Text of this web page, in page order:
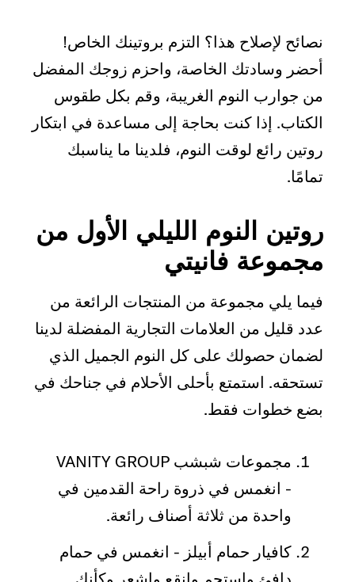
نصائح لإصلاح هذا؟ التزم بروتينك الخاص!
أحضر وسادتك الخاصة، واحزم زوجك المفضل
من جوارب النوم الغريبة، وقم بكل طقوس
الكتاب. إذا كنت بحاجة إلى مساعدة في ابتكار
روتين رائع لوقت النوم، فلدينا ما يناسبك
تمامًا.
روتين النوم الليلي الأول من
مجموعة فانيتي
فيما يلي مجموعة من المنتجات الرائعة من
عدد قليل من العلامات التجارية المفضلة لدينا
لضمان حصولك على كل النوم الجميل الذي
تستحقه. استمتع بأحلى الأحلام في جناحك في
بضع خطوات فقط.
مجموعات شبشب VANITY GROUP
- انغمس في ذروة راحة القدمين في
واحدة من ثلاثة أصناف رائعة.
كافيار حمام أبيلز - انغمس في حمام